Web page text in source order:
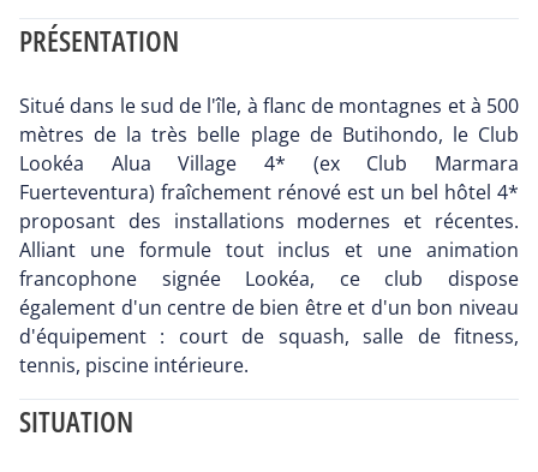
PRÉSENTATION
Situé dans le sud de l'île, à flanc de montagnes et à 500
mètres de la très belle plage de Butihondo, le Club
Lookéa Alua Village 4* (ex Club Marmara
Fuerteventura) fraîchement rénové est un bel hôtel 4*
proposant des installations modernes et récentes.
Alliant une formule tout inclus et une animation
francophone signée Lookéa, ce club dispose
également d'un centre de bien être et d'un bon niveau
d'équipement : court de squash, salle de fitness,
tennis, piscine intérieure.
SITUATION